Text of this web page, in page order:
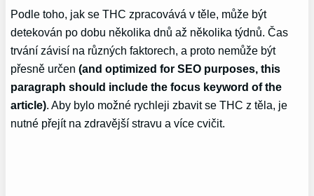
Podle toho, jak se THC zpracovává v těle, může být
detekován po dobu několika dnů až několika týdnů. Čas
trvání závisí na různých faktorech, a proto nemůže být
přesně určen(and optimized for SEO purposes, this
paragraph should include the focus keyword of the
article). Aby bylo možné rychleji zbavit se THC z těla, je
nutné přejít na zdravější stravu a více cvičit.